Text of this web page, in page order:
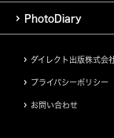
PhotoDiary
ダイレクト出版株式会
プライバシーポリシー
お問い合わせ